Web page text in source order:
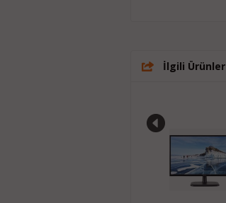
İlgili Ürünler